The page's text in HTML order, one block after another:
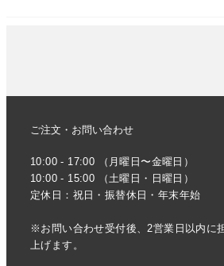
ご注文・お問い合わせ
10:00 - 17:00 （月曜日〜金曜日）
10:00 - 15:00 （土曜日・日曜日）
定休日：祝日・振替休日・年末年始
※お問い合わせ受付後、2営業日以内に
上げます。